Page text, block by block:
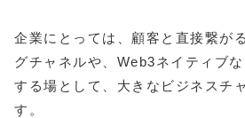
企業にとっては、顧客と直接繋が
グチャネルや、Web3ネイティブ
する場として、大きなビジネスチ
す。